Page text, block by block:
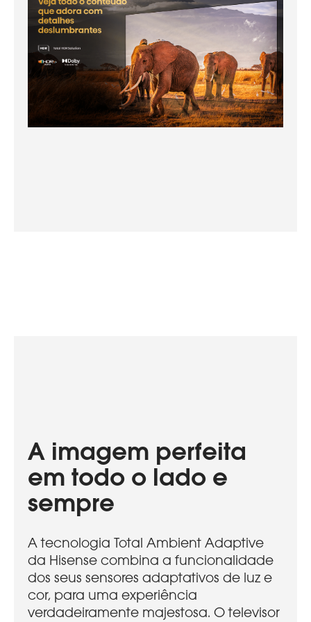
A imagem perfeita
em todo o lado e
sempre
A tecnologia Total Ambient Adaptive
da Hisense combina a funcionalidade
dos seus sensores adaptativos de luz e
cor, para uma experiência
verdadeiramente majestosa. O televisor